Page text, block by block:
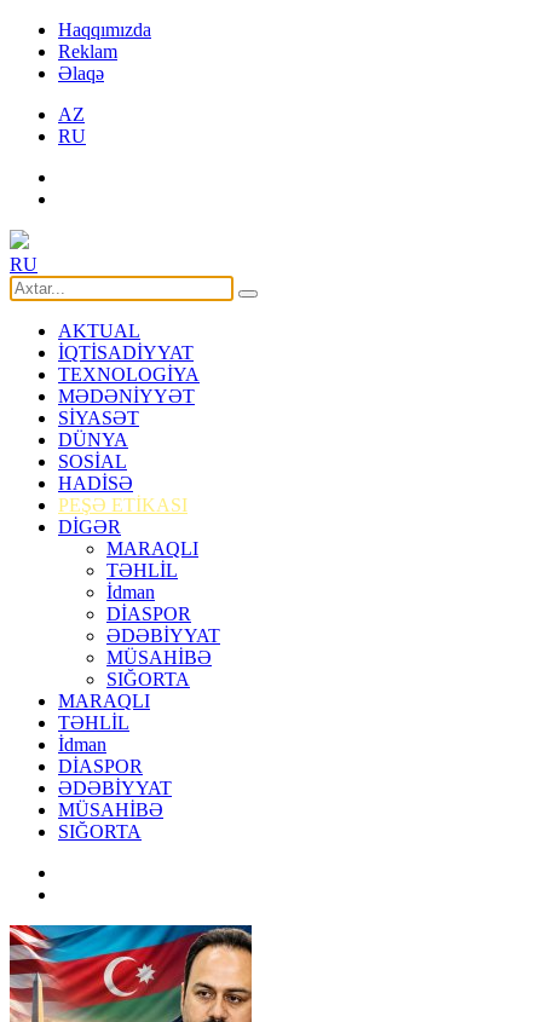
Haqqımızda
Reklam
Əlaqə
AZ
RU
RU
AKTUAL
İQTİSADİYYAT
TEXNOLOGİYA
MƏDƏNİYYƏT
SİYASƏT
DÜNYA
SOSİAL
HADİSƏ
PEŞƏ ETİKASI
DİGƏR
MARAQLI
TƏHLİL
İdman
DİASPOR
ƏDƏBİYYAT
MÜSAHİBƏ
SIĞORTA
MARAQLI
TƏHLİL
İdman
DİASPOR
ƏDƏBİYYAT
MÜSAHİBƏ
SIĞORTA